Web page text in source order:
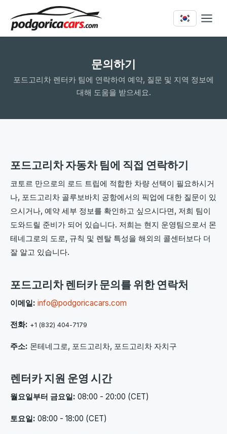
문의하기
포드고리차 렌터카 팀에 연락하여 예약, 질문 및 지역 정보에
대해 도움을 받으세요.
포드고리차 자동차 팀에 직접 연락하기
코토르 만으로의 로드 트립에 적합한 차량 선택이 필요하시거
나, 포드고리차 골루보바치 공항에서의 픽업에 대한 질문이 있
으시거나, 예약 세부 정보를 확인하고 싶으시다면, 저희 팀이
도와드릴 준비가 되어 있습니다. 저희는 현지 운영팀으로서 몬
테네그로의 도로, 규칙 및 렌탈 특성을 해외의 콜센터보다 더
잘 알고 있습니다.
포드고리차 렌터카 문의를 위한 연락처
이메일: info@podgoricacars.com
전화: +1 (832) 404-7179
주소: 몬테네그로, 포드고리차, 포드고리차 자치구
렌터카 지원 운영 시간
월요일부터 금요일: 08:00 - 20:00 (CET)
토요일: 08:00 - 18:00 (CET)